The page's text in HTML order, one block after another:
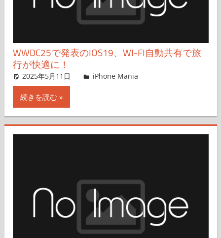
WWDC25で発表のIOS19、WI-FI自動共有で旅
行が快適に！
2025年5月11日 hato
iPhone Mania
続きを読む